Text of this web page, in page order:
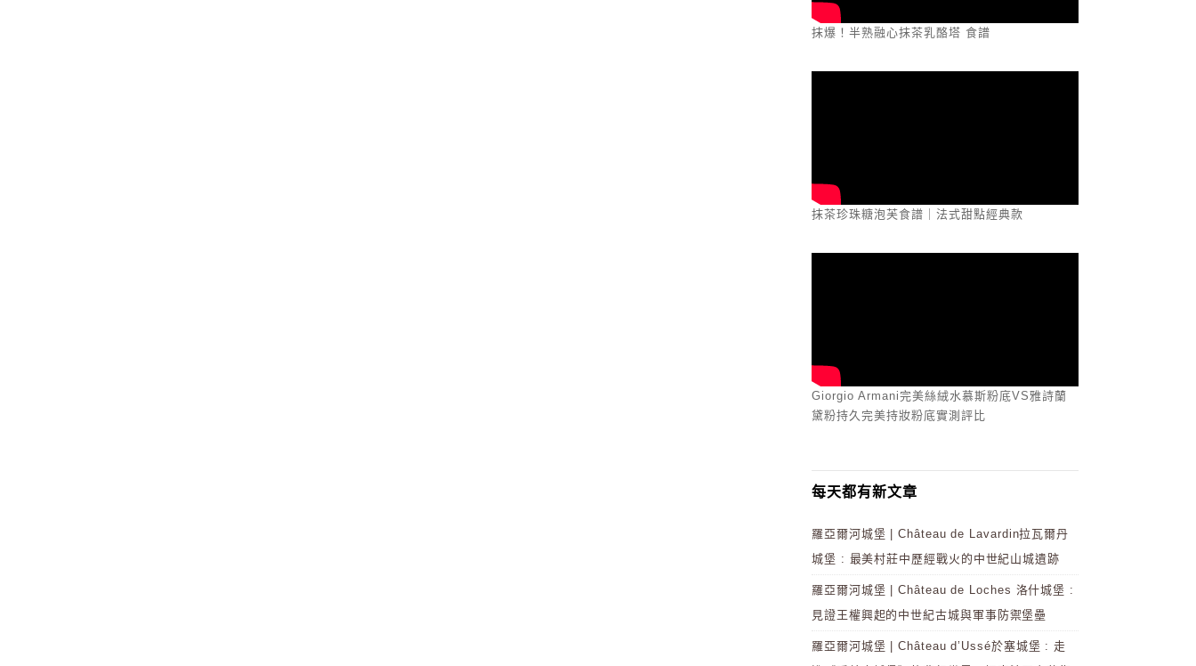
抹爆！半熟融心抹茶乳酪塔 食譜
抹茶珍珠糖泡芙食譜｜法式甜點經典款
Giorgio Armani完美絲絨水慕斯粉底VS雅詩蘭
黛粉持久完美持妝粉底實測評比
每天都有新文章
羅亞爾河城堡 | Château de Lavardin拉瓦爾丹
城堡 : 最美村莊中歷經戰火的中世紀山城遺跡
羅亞爾河城堡 | Château de Loches 洛什城堡 :
見證王權興起的中世紀古城與軍事防禦堡壘
羅亞爾河城堡 | Château d’Ussé於塞城堡 : 走